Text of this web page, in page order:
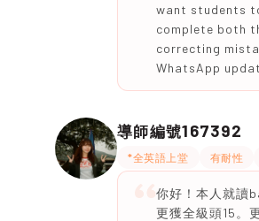
want students
complete both
correcting
WhatsApp
導師編號167392
*全英語上堂 有耐性
你好！本人就讀
更獲全級頭15。